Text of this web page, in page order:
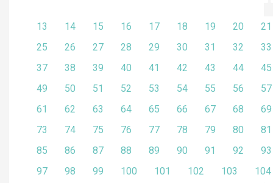
13 14 15 16 17 18 19 20
21
25
26 27 28 29 30 31 32
33
37
38 39 40 41 42 43 44
45
49
50 51 52 53 54 55 56
57
61
62 63 64 65 66 67 68
69
73
74 75 76 77 78 79 80
81
85
86 87 88 89 90 91 92
93
97
98 99 100 101 102 103
104